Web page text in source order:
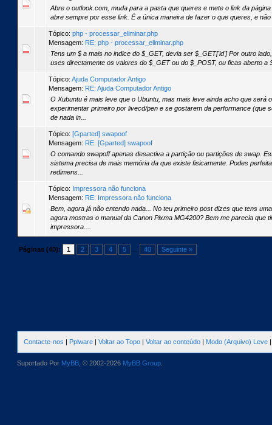
Abre o outlook.com, muda para a pasta que queres e mete o link da
abre sempre por esse link. É a única maneira de fazer o que queres, e
Tópico: php - processar_eliminar.php
Mensagem: RE: php - processar_eliminar.php
Tens um $ a mais no indice do $_GET, devia ser $_GET['id'] Por outro
uses directamente os valores do $_GET ou do $_POST, ou ficas aberto a
Tópico: Ajuda Computador Antigo
Mensagem: RE: Ajuda Computador Antigo
O Xubuntu é mais leve que o Ubuntu, mas mais leve ainda acho que será
experimentar primeiro por livecd/pen e se gostarem da performance (que
de nada in...
Tópico: [Gparted] swapoof
Mensagem: RE: [Gparted] swapoof
O comando swapoff apenas desactiva a partição ou partições de swap.
sistema precisa de mais memória da que existe fisicamente. Podes
redimens...
Tópico: Impressora não funciona
Mensagem: RE: Impressora não funciona
Bem, agora já não entendo nada... No teu primeiro post dizes que tens
agora mostras o manual da Canon Pixma MG4200? Bem me parecia que
impressora....
Páginas (40): 1 2 3 4 5 40 Seguinte »
Contacte-nos | Pplware | Voltar ao Topo | Voltar ao conteúdo | Modo (Arquivo) Leve
Suportado Por MyBB , © 2002-2026 MyBB Group